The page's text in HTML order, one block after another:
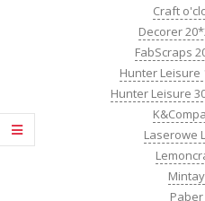
Craft
Decorer
FabScraps
Hunter Leisure
Hunter Leisure
Laserowe
Mintay
Paber